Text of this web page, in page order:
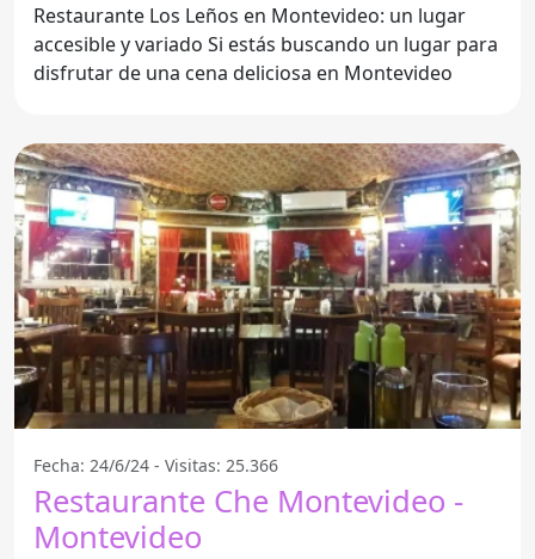
Restaurante Los Leños en Montevideo: un lugar
accesible y variado Si estás buscando un lugar para
disfrutar de una cena deliciosa en Montevideo
Fecha: 24/6/24 - Visitas: 25.366
Restaurante Che Montevideo -
Montevideo